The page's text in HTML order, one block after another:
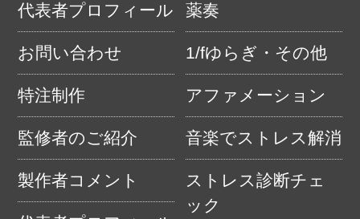
代表者プロフィール
お問い合わせ
特注制作
薬奏
1/fゆらぎ・その他
アファメーション
監修者のご紹介
製作者コメント
音楽でストレス解消
ストレス診断チェ
ック